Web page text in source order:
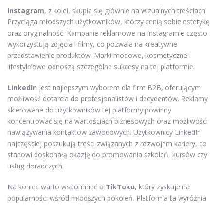
Instagram, z kolei, skupia się głównie na wizualnych treściach.
Przyciąga młodszych użytkowników, którzy cenią sobie estetykę
oraz oryginalność. Kampanie reklamowe na Instagramie często
wykorzystują zdjęcia i filmy, co pozwala na kreatywne
przedstawienie produktów. Marki modowe, kosmetyczne i
lifestyle’owe odnoszą szczególne sukcesy na tej platformie.
LinkedIn jest najlepszym wyborem dla firm B2B, oferującym
możliwość dotarcia do profesjonalistów i decydentów. Reklamy
skierowane do użytkowników tej platformy powinny
koncentrować się na wartościach biznesowych oraz możliwości
nawiązywania kontaktów zawodowych. Użytkownicy LinkedIn
najczęściej poszukują treści związanych z rozwojem kariery, co
stanowi doskonałą okazję do promowania szkoleń, kursów czy
usług doradczych.
Na koniec warto wspomnieć o TikToku, który zyskuje na
popularności wśród młodszych pokoleń. Platforma ta wyróżnia